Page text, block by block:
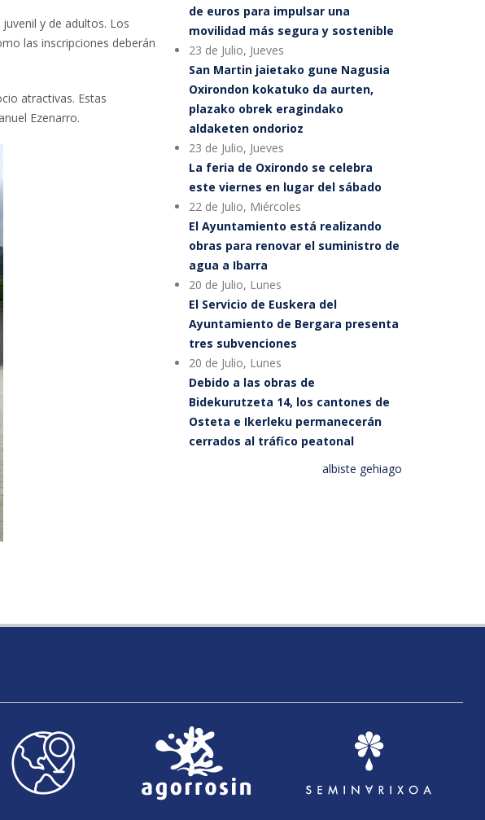
y de adultos. Los
las inscripciones deberán
atractivas. Estas
Ezenarro.
de euros para impulsar una
movilidad más segura y sostenible
23 de Julio, Jueves
San Martin jaietako gune Nagusia
Oxirondon kokatuko da aurten,
plazako obrek eragindako
aldaketen ondorioz
23 de Julio, Jueves
La feria de Oxirondo se celebra
este viernes en lugar del sábado
22 de Julio, Miércoles
El Ayuntamiento está realizando
obras para renovar el suministro de
agua a Ibarra
20 de Julio, Lunes
El Servicio de Euskera del
Ayuntamiento de Bergara presenta
tres subvenciones
20 de Julio, Lunes
Debido a las obras de
Bidekurutzeta 14, los cantones de
Osteta e Ikerleku permanecerán
cerrados al tráfico peatonal
albiste gehiago